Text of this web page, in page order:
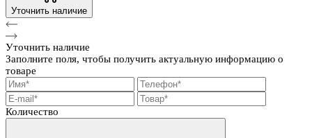
Уточнить наличие
Уточнить наличие
Заполните поля, чтобы получить актуальную информацию о
товаре
Количество